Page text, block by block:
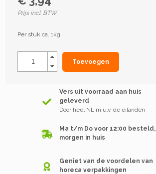
Prijs incl. BTW
Per stuk ca. 1kg
Toevoegen
Vers uit voorraad aan huis
geleverd
Door heel NL m.u.v. de eilanden
Ma t/m Do voor 12:00 besteld,
morgen in huis
Geniet van de voordelen van
horeca verpakkingen